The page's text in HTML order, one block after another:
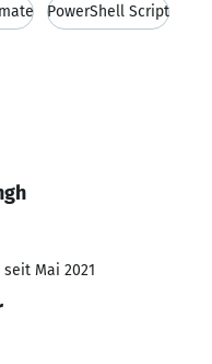
PowerShell Script
Mai 2021